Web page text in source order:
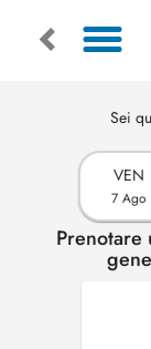
Sei
VEN
7 Ago
Prenotare